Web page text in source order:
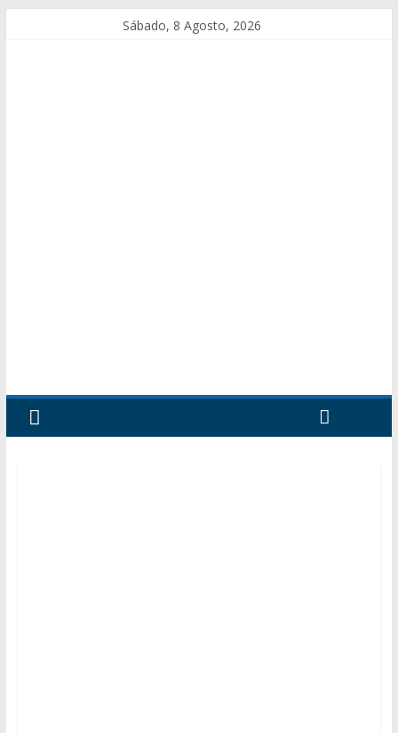
Sábado, 8 Agosto, 2026